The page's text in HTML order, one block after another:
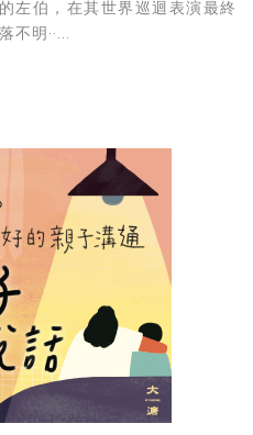
左伯，在其世界巡迴表演最終
不明··...